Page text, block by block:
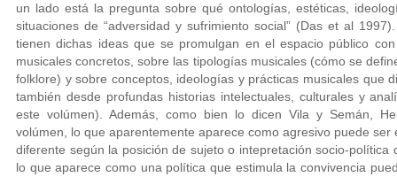
un lado está la pregunta sobre qué ontologías, estéticas,
situaciones de “adversidad y sufrimiento social” (Das et al
tienen dichas ideas que se promulgan en el espacio público
musicales concretos, sobre las tipologías musicales (cómo se
folklore) y sobre conceptos, ideologías y prácticas musicales que
también desde profundas historias intelectuales, culturales y
este volúmen). Además, como bien lo dicen Vila y Semán,
volúmen, lo que aparentemente aparece como agresivo puede
diferente según la posición de sujeto o intepretación socio-
lo que aparece como una política que estimula la convivencia